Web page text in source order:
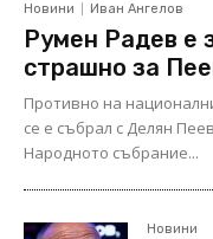
Новини Иван Ангелов
Румен Радев е
страшно за
Противно на
се е събрал с Делян
Народното събрание...
Новини